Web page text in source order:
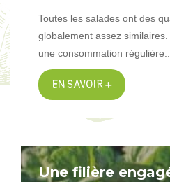
Toutes les salades ont des
globalement assez
une consommation
EN SAVOIR +
Une filière